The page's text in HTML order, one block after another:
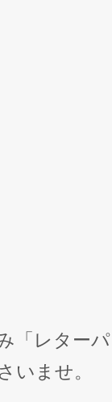
「レター
いませ。